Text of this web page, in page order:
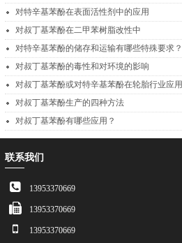
对特辛基苯酚在表面活性剂中的应用
对叔丁基苯酚在二甲苯树脂改性中
对特辛基苯酚的储存和运输有哪些特殊要求？
对叔丁基苯酚的毒性和对环境的影响
对叔丁基苯酚或对特辛基苯酚在轮胎行业应用
对叔丁基苯酚生产的四种方法
对叔丁基苯酚有哪些应用？
联系我们
13953370669
13953370669
13953370669